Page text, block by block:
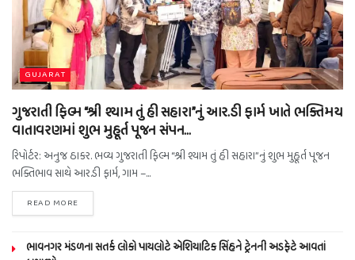
GUJARAT
ગુજરાતી ફિલ્મ “શ્રી શ્યામ તું હી સહારા”નું આર.ડી ફાર્મ ખાતે ભક્તિમય
વાતાવરણમાં શુભ મુહૂર્ત પૂજન સંપન…
રિપોર્ટર: અનુજ ઠાકર. ભવ્ય ગુજરાતી ફિલ્મ “શ્રી શ્યામ તું હી સહારા”નું શુભ મુહૂર્ત પૂજન
ભક્તિભાવ સાથે આર.ડી ફાર્મ, ગામ –...
READ MORE
ભાવનગર મંડળના સતર્ક લોકો પાયલોટે એશિયાટિક સિંહને ટ્રેનની અડફેટે આવતાં